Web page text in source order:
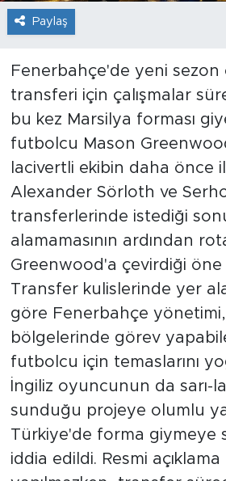
Paylaş
Fenerbahçe'de yeni sezon
transferi için çalışmalar
bu kez Marsilya forması
futbolcu Mason
lacivertli ekibin daha önce
Alexander Sörloth ve
transferlerinde istediği
alamamasının ardından
Greenwood'a çevirdiği öne
Transfer kulislerinde yer
göre Fenerbahçe
bölgelerinde görev
futbolcu için temaslarını
İngiliz oyuncunun da sarı-
sunduğu projeye olumlu
Türkiye'de forma giymeye
iddia edildi. Resmi